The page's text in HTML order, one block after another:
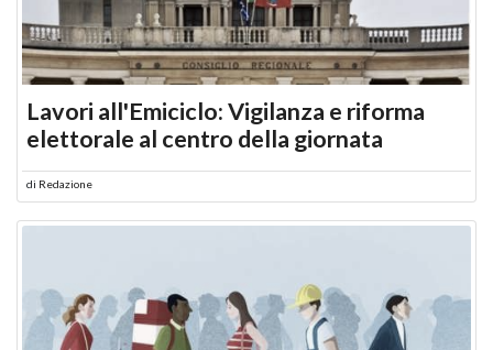
Lavori all'Emiciclo: Vigilanza e riforma
elettorale al centro della giornata
di Redazione